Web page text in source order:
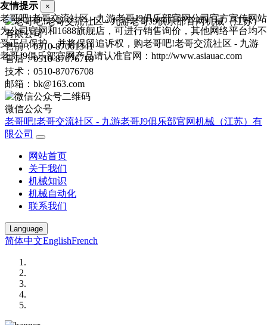
售前：0510-87061341
售后：0510-87076718
技术：0510-87076708
邮箱：bk@163.com
微信公众号
老哥吧!老哥交流社区 - 九游老哥J9俱乐部官网机械（江苏）有
限公司
网站首页
关于我们
机械知识
机械自动化
联系我们
Language
简体中文EnglishFrench
友情提示 ×
老哥吧!老哥交流社区 - 九游老哥J9俱乐部官网公司官方宣传网站
为公司官网和1688旗舰店，可进行销售询价，其他网络平台均不
受正品保护，并将保留追诉权，购老哥吧!老哥交流社区 - 九游
老哥J9俱乐部官网产品请认准官网：http://www.asiauac.com